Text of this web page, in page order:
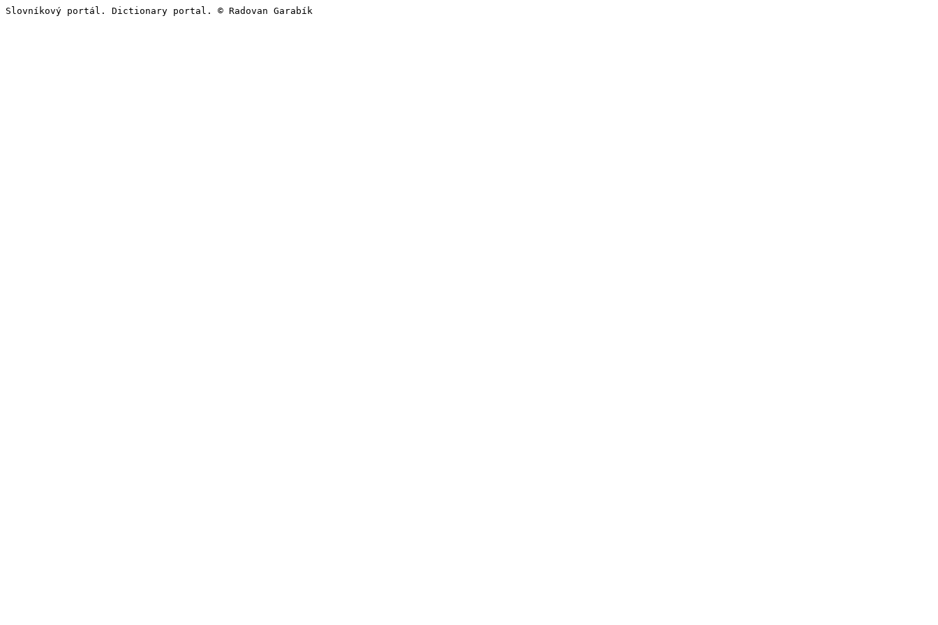
Slovníkový portál. Dictionary portal. © Radovan Garabík